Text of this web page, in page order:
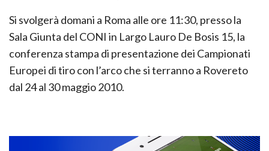
Si svolgerà domani a Roma alle ore 11:30, presso la
Sala Giunta del CONI in Largo Lauro De Bosis 15, la
conferenza stampa di presentazione dei Campionati
Europei di tiro con l’arco che si terranno a Rovereto
dal 24 al 30 maggio 2010.